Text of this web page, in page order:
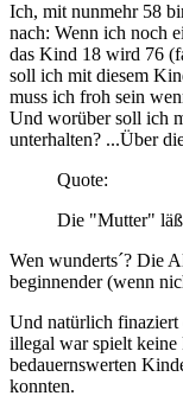
Ich, mit nunmehr 58
nach: Wenn ich noch
das Kind 18 wird 76
soll ich mit diesem
muss ich froh sein
Und worüber soll ich
unterhalten? ...Über
Quote:
Die "Mutter"
Wen wunderts´? Die
beginnender (wenn
Und natürlich finaziert
illegal war spielt keine
bedauernswerten
konnten.